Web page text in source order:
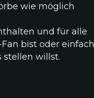
wie möglich
und für alle
bist oder einfach
stellen willst.